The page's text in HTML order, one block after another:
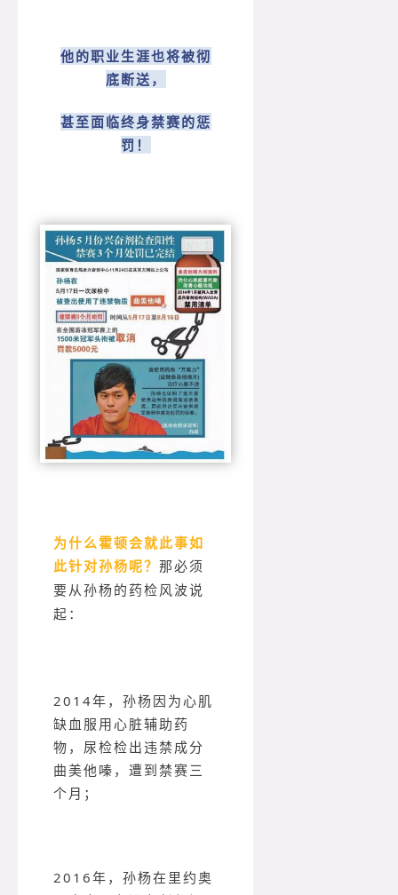
他的职业生涯也将被彻
底断送，
甚至面临终身禁赛的惩
罚！
为什么霍顿会就此事如
此针对孙杨呢？ 那必须
要从孙杨的药检风波说
起：
2014年，孙杨因为心肌
缺血服用心脏辅助药
物，尿检检出违禁成分
曲美他嗪，遭到禁赛三
个月；
2016年，孙杨在里约奥